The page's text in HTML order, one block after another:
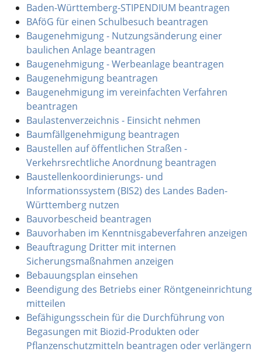
Baden-Württemberg-STIPENDIUM beantragen
BAföG für einen Schulbesuch beantragen
Baugenehmigung - Nutzungsänderung einer
baulichen Anlage beantragen
Baugenehmigung - Werbeanlage beantragen
Baugenehmigung beantragen
Baugenehmigung im vereinfachten Verfahren
beantragen
Baulastenverzeichnis - Einsicht nehmen
Baumfällgenehmigung beantragen
Baustellen auf öffentlichen Straßen -
Verkehrsrechtliche Anordnung beantragen
Baustellenkoordinierungs- und
Informationssystem (BIS2) des Landes Baden-
Württemberg nutzen
Bauvorbescheid beantragen
Bauvorhaben im Kenntnisgabeverfahren anzeigen
Beauftragung Dritter mit internen
Sicherungsmaßnahmen anzeigen
Bebauungsplan einsehen
Beendigung des Betriebs einer Röntgeneinrichtung
mitteilen
Befähigungsschein für die Durchführung von
Begasungen mit Biozid-Produkten oder
Pflanzenschutzmitteln beantragen oder verlängern